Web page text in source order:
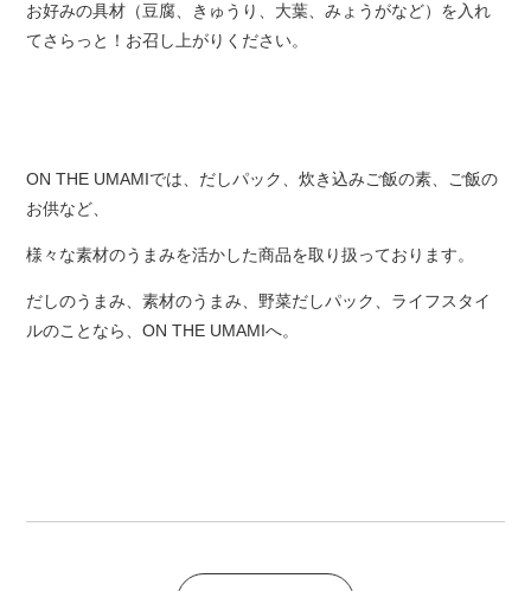
お好みの具材（豆腐、きゅうり、大葉、みょうがなど）を入れ
てさらっと！お召し上がりください。
ON THE UMAMIでは、だしパック、炊き込みご飯の素、ご飯の
お供など、
様々な素材のうまみを活かした商品を取り扱っております。
だしのうまみ、素材のうまみ、野菜だしパック、ライフスタイ
ルのことなら、ON THE UMAMIへ。